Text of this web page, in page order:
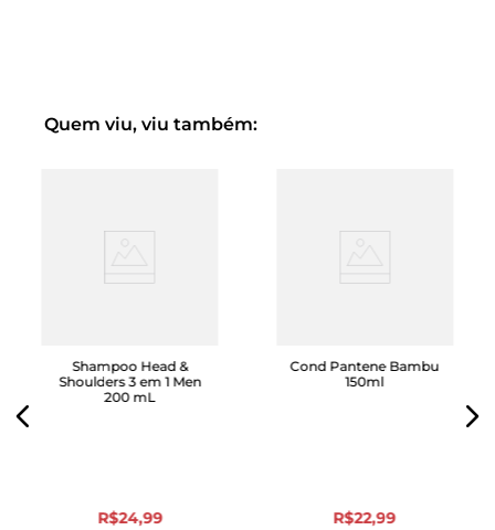
Quem viu, viu também:
Shampoo Head &
Shoulders 3 em 1 Men
200 mL
R$24,99
Cond Pantene Bambu
150ml
R$22,99